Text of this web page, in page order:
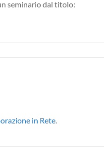
seminario dal titolo:
in Rete.